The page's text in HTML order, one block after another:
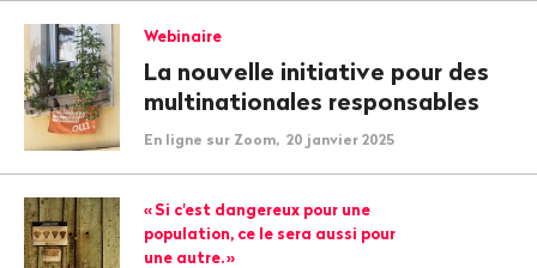
Webinaire
La nouvelle initiative pour des
multinationales responsables
En ligne sur Zoom, 20 janvier 2025
«Si c'est dangereux pour une
population, ce le sera aussi pour
une autre.»